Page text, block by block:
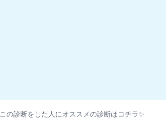
この診断をした人にオススメの診断はコチラ✨